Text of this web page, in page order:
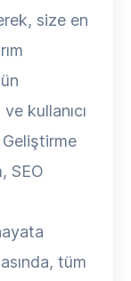
size en
kullanıcı
SEO
tüm